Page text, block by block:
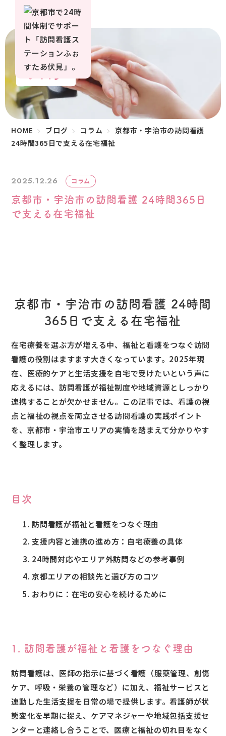
ブログ
HOME ブログ コラム
京都市・宇治市の訪問看護
24時間365日で支える在宅福祉
2025.12.26 コラム
京都市・宇治市の訪問看護 24時間365日
で支える在宅福祉
京都市・宇治市の訪問看護 24時間
365日で支える在宅福祉
在宅療養を選ぶ方が増える中、福祉と看護をつなぐ訪問
看護の役割はますます大きくなっています。2025年現
在、医療的ケアと生活支援を自宅で受けたいという声に
応えるには、訪問看護が福祉制度や地域資源としっかり
連携することが欠かせません。この記事では、看護の視
点と福祉の視点を両立させる訪問看護の実践ポイント
を、京都市・宇治市エリアの実情を踏まえて分かりやす
く整理します。
目次
訪問看護が福祉と看護をつなぐ理由
支援内容と連携の進め方：自宅療養の具体
24時間対応やエリア外訪問などの参考事例
京都エリアの相談先と選び方のコツ
おわりに：在宅の安心を続けるために
1. 訪問看護が福祉と看護をつなぐ理由
訪問看護は、医師の指示に基づく看護（服薬管理、創傷
ケア、呼吸・栄養の管理など）に加え、福祉サービスと
連動した生活支援を日常の場で提供します。看護師が状
態変化を早期に捉え、ケアマネジャーや地域包括支援セ
ンターと連絡し合うことで、医療と福祉の切れ目をなく